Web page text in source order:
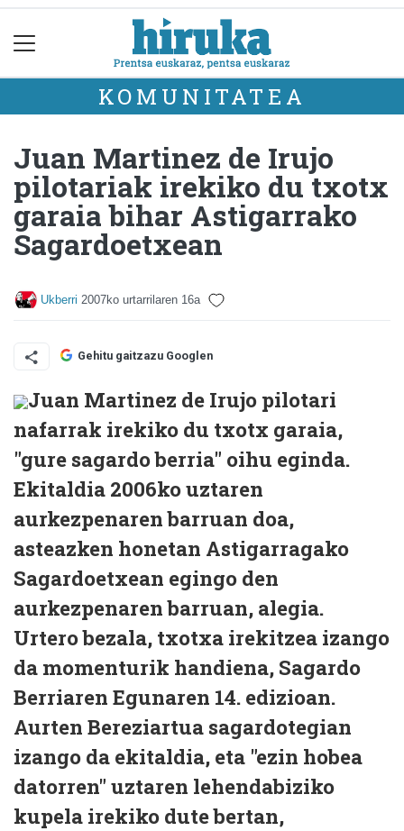
KOMUNITATEA
Juan Martinez de Irujo
pilotariak irekiko du txotx
garaia bihar Astigarrako
Sagardoetxean
Ukberri 2007ko urtarrilaren 16a
Gehitu gaitzazu Googlen
Juan Martinez de Irujo pilotari
nafarrak irekiko du txotx garaia,
"gure sagardo berria" oihu eginda.
Ekitaldia 2006ko uztaren
aurkezpenaren barruan doa,
asteazken honetan Astigarragako
Sagardoetxean egingo den
aurkezpenaren barruan, alegia.
Urtero bezala, txotxa irekitzea izango
da momenturik handiena, Sagardo
Berriaren Egunaren 14. edizioan.
Aurten Bereziartua sagardotegian
izango da ekitaldia, eta "ezin hobea
datorren" uztaren lehendabiziko
kupela irekiko dute bertan,